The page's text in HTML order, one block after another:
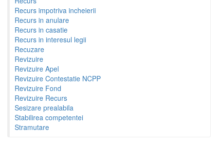
Recurs impotriva incheierii
Recurs in anulare
Recurs in casatie
Recurs in interesul legii
Recuzare
Revizuire
Revizuire Apel
Revizuire Contestatie NCPP
Revizuire Fond
Revizuire Recurs
Sesizare prealabila
Stabilirea competentei
Stramutare